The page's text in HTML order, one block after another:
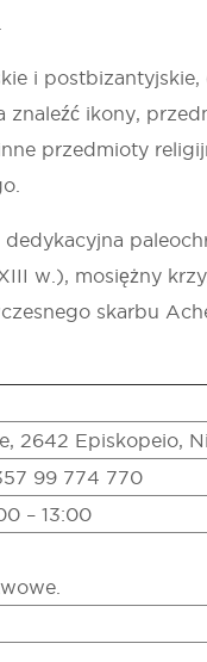
i postbizantyjskie,
ikony,
przedmioty
w.), mosiężny
skarbu
2642 Episkopeio,
99 774 770
– 13:00